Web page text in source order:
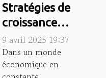
Stratégies de
croissance
pour PME en
2023 les
tendances
9 avril 2025 19:37
Dans un monde
économique en